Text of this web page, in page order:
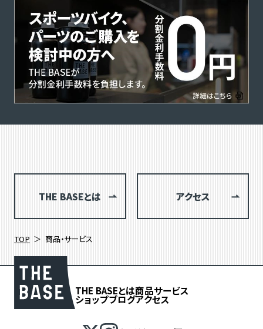
THE BASEとは アクセス
TOP 商品・サービス
THE BASEとは商品サービス
ショップブログアクセス